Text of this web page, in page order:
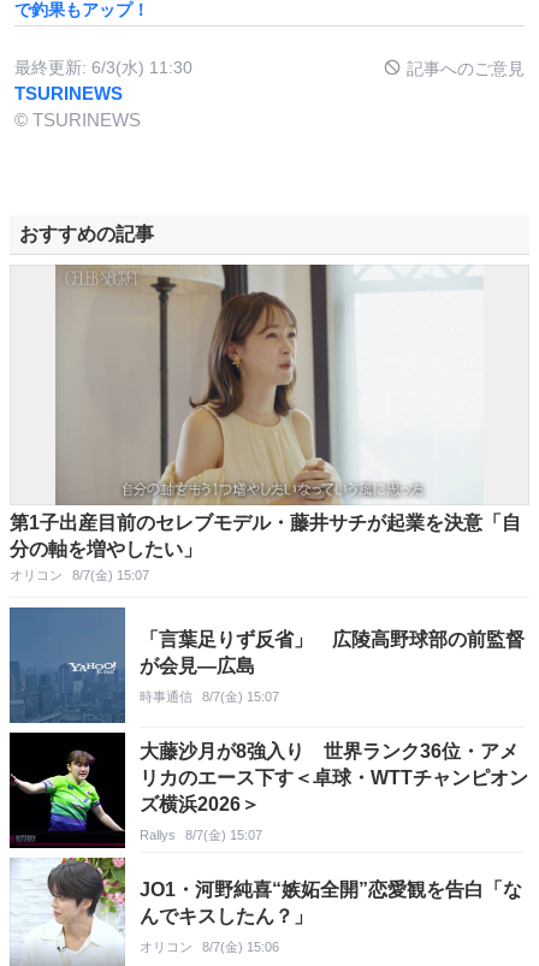
で釣果もアップ！
最終更新: 6/3(水) 11:30 記事へのご意見
TSURINEWS
© TSURINEWS
おすすめの記事
第1子出産目前のセレブモデル・藤井サチが起業を決意「自
分の軸を増やしたい」
オリコン 8/7(金) 15:07
「言葉足りず反省」 広陵高野球部の前監督
が会見―広島
時事通信 8/7(金) 15:07
大藤沙月が8強入り 世界ランク36位・アメ
リカのエース下す＜卓球・WTTチャンピオン
ズ横浜2026＞
Rallys 8/7(金) 15:07
JO1・河野純喜“嫉妬全開”恋愛観を告白「な
んでキスしたん？」
オリコン 8/7(金) 15:06